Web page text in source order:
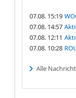
07.08. 15:19
07.08. 14:57
07.08. 12:11
07.08. 10:28
Alle